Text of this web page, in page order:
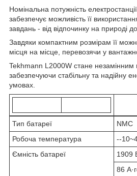
Номінальна потужність
забезпечує можливість її
завдань - від відпочинку на природі
Завдяки компактним розмірам її
місця на місце, перевозячи у
Tekhmann L2000W стане незамінним
забезпечуючи стабільну та надійну
умовах.
Тип батареї
NMC
Робоча температура
--
Ємність батареї
1909
86